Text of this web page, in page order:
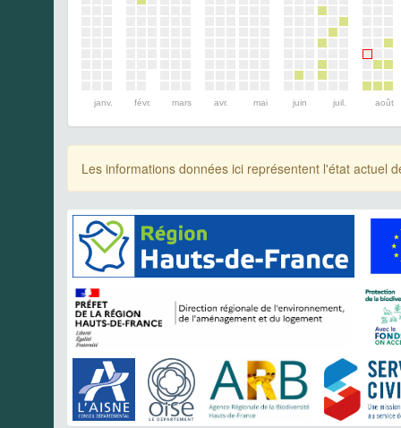
janv. févr. mars avr. mai juin juil. août
Les informations données ici représentent l'état actuel